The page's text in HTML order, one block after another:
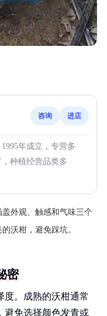
咨询 进店
年成立，专营多
种植经营品类多
外观、触感和气味三个
沃柑，避免踩坑。
密
度。成熟的沃柑通常
避免选择颜色发青或